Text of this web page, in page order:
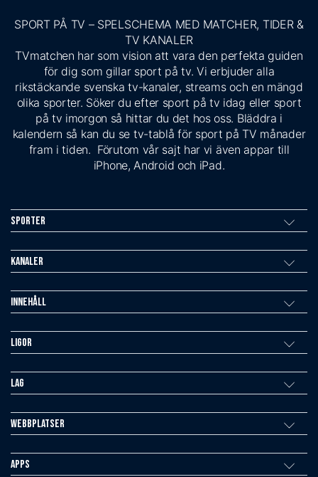
SPORT PÅ TV – SPELSCHEMA MED MATCHER, TIDER &
TV KANALER
TVmatchen har som vision att vara den perfekta guiden
för dig som gillar sport på tv. Vi erbjuder alla
rikstäckande svenska tv-kanaler, streams och en mängd
olika sporter. Söker du efter sport på tv idag eller sport
på tv imorgon så hittar du det hos oss. Bläddra i
kalendern så kan du se tv-tablå för sport på TV månader
fram i tiden. Förutom vår sajt har vi även appar till
iPhone, Android och iPad.
Sporter
Kanaler
Innehåll
Ligor
Lag
Webbplatser
Apps